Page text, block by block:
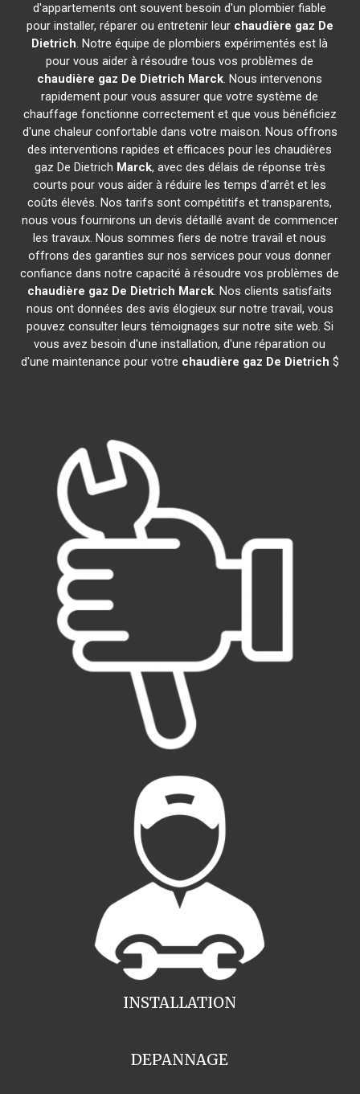
d'appartements ont souvent besoin d'un plombier fiable
pour installer, réparer ou entretenir leur chaudière gaz De
Dietrich. Notre équipe de plombiers expérimentés est là
pour vous aider à résoudre tous vos problèmes de
chaudière gaz De Dietrich Marck. Nous intervenons
rapidement pour vous assurer que votre système de
chauffage fonctionne correctement et que vous bénéficiez
d'une chaleur confortable dans votre maison. Nous offrons
des interventions rapides et efficaces pour les chaudières
gaz De Dietrich Marck, avec des délais de réponse très
courts pour vous aider à réduire les temps d'arrêt et les
coûts élevés. Nos tarifs sont compétitifs et transparents,
nous vous fournirons un devis détaillé avant de commencer
les travaux. Nous sommes fiers de notre travail et nous
offrons des garanties sur nos services pour vous donner
confiance dans notre capacité à résoudre vos problèmes de
chaudière gaz De Dietrich Marck. Nos clients satisfaits
nous ont données des avis élogieux sur notre travail, vous
pouvez consulter leurs témoignages sur notre site web. Si
vous avez besoin d'une installation, d'une réparation ou
d'une maintenance pour votre chaudière gaz De Dietrich $
INSTALLATION
DEPANNAGE